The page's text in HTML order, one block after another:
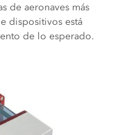
de aeronaves más
dispositivos está
de lo esperado.